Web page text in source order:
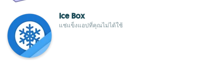
Ice Box
แช่แข็งแอปที่คุณไม่ได้ใช้